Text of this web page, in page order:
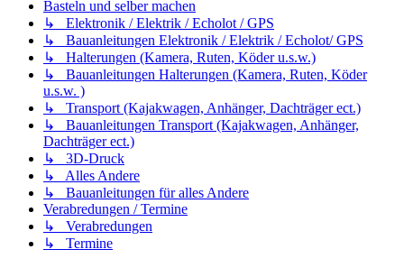
Basteln und selber machen
↳ Elektronik / Elektrik / Echolot / GPS
↳ Bauanleitungen Elektronik / Elektrik / Echolot/ GPS
↳ Halterungen (Kamera, Ruten, Köder u.s.w.)
↳ Bauanleitungen Halterungen (Kamera, Ruten, Köder
u.s.w. )
↳ Transport (Kajakwagen, Anhänger, Dachträger ect.)
↳ Bauanleitungen Transport (Kajakwagen, Anhänger,
Dachträger ect.)
↳ 3D-Druck
↳ Alles Andere
↳ Bauanleitungen für alles Andere
Verabredungen / Termine
↳ Verabredungen
↳ Termine